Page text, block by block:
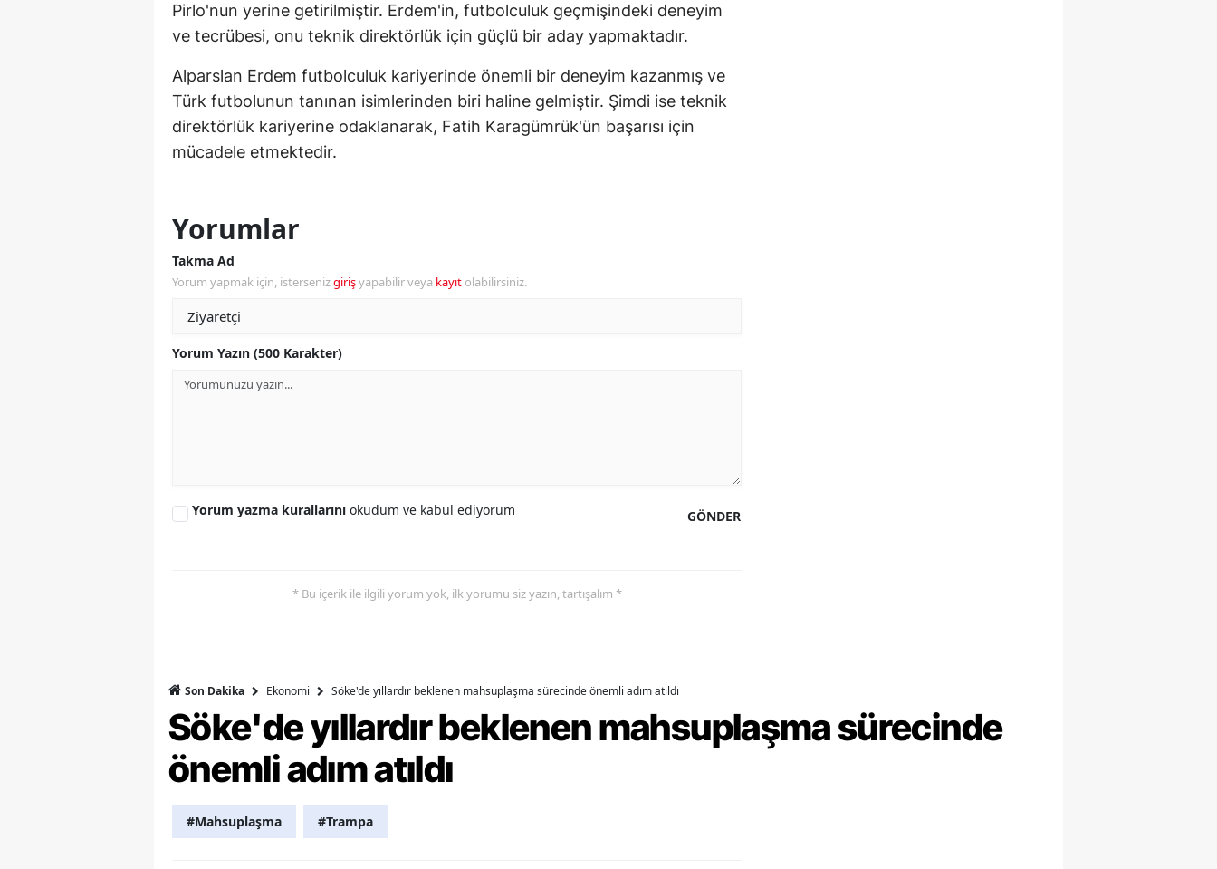
Uşak
Yozgat
Zonguldak
Kırıkkale
Pirlo'nun yerine getirilmiştir. Erdem'in, futbolculuk geçmişindeki deneyim
ve tecrübesi, onu teknik direktörlük için güçlü bir aday yapmaktadır.
Alparslan Erdem futbolculuk kariyerinde önemli bir deneyim kazanmış ve
Türk futbolunun tanınan isimlerinden biri haline gelmiştir. Şimdi ise teknik
direktörlük kariyerine odaklanarak, Fatih Karagümrük'ün başarısı için
mücadele etmektedir.
Yorumlar
Takma Ad
Yorum yapmak için, istersenizgirişyapabilir veya kayıt olabilirsiniz.
Yorum Yazın (500 Karakter)
GÖNDER
Yorum yazma kurallarını okudum ve kabul ediyorum
* Bu içerik ile ilgili yorum yok, ilk yorumu siz yazın, tartışalım *
Son Dakika Ekonomi Söke'de yıllardır beklenen mahsuplaşma sürecinde önemli adım atıldı
Söke'de yıllardır beklenen mahsuplaşma sürecinde
önemli adım atıldı
#Mahsuplaşma #Trampa